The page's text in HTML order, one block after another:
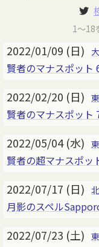
1～18
2022/01/09 (日)
賢者のマナスポット
2022/02/20 (日)
賢者のマナスポット
2022/05/04 (水)
賢者の超マナスポッ
2022/07/17 (日)
月影のスペル
2022/07/23 (土)